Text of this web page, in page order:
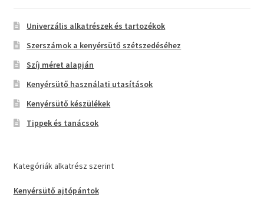
Univerzális alkatrészek és tartozékok
Szerszámok a kenyérsütő szétszedéséhez
Szíj méret alapján
Kenyérsütő használati utasítások
Kenyérsütő készülékek
Tippek és tanácsok
Kategóriák alkatrész szerint
Kenyérsütő ajtópántok